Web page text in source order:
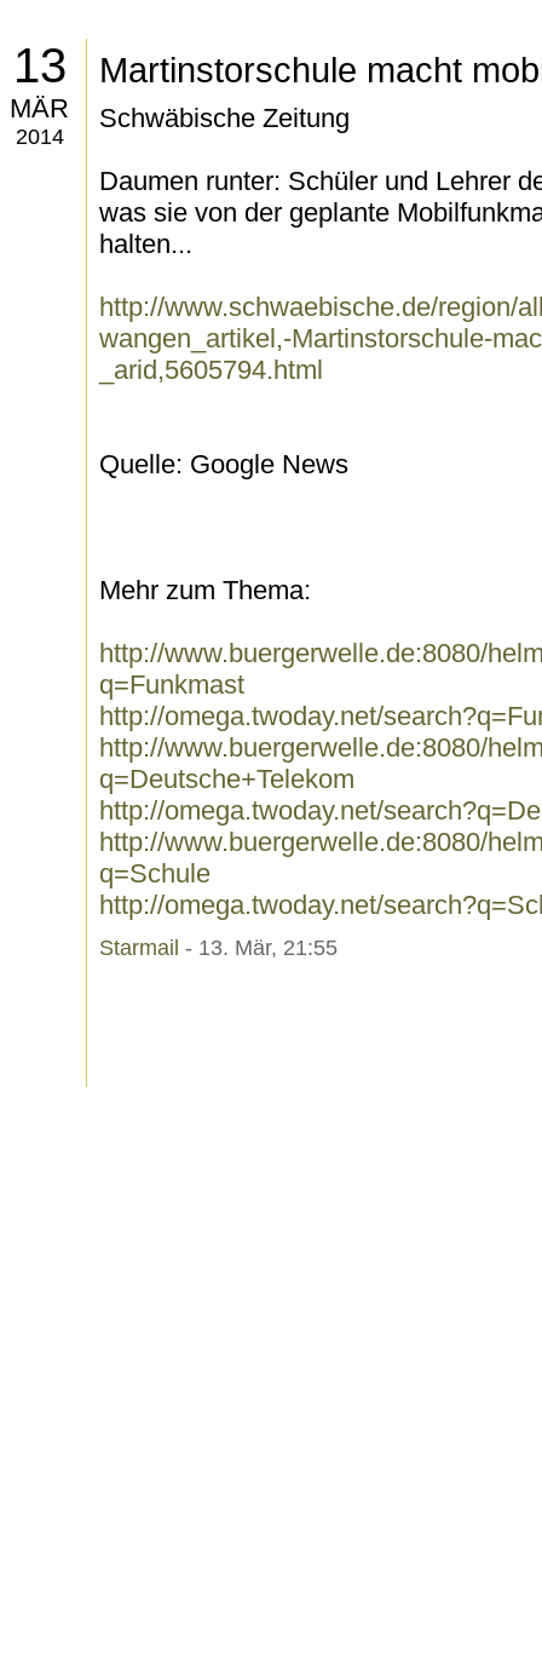
13
MÄR
2014
Martinstorschule macht
Schwäbische Zeitung
Daumen runter: Schüler und Lehrer
was sie von der geplante
halten...
http://www.schwaebische.de/region/
wangen_artikel,-Martinstorschule-
_arid,5605794.html
Quelle: Google News
Mehr zum Thema:
http://www.buergerwelle.de:8080/
q=Funkmast
http://omega.twoday.net/
http://www.buergerwelle.de:8080/
q=Deutsche+Telekom
http://omega.twoday.net/
http://www.buergerwelle.de:8080/
q=Schule
http://omega.twoday.net/
Starmail - 13. Mär, 21:55